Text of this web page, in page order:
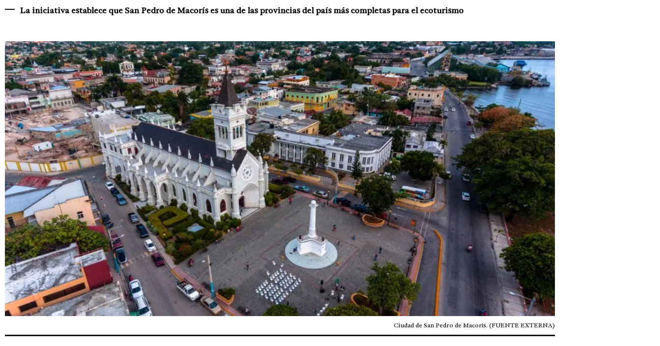
La iniciativa establece que San Pedro de Macorís es una de las provincias del país más completas para el ecoturismo
Ciudad de San Pedro de Macoris. (FUENTE EXTERNA)